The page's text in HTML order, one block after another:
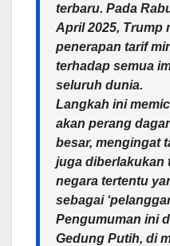
terbaru. Pada
April 2025, Trump
penerapan tarif
terhadap semua
seluruh dunia.
Langkah ini
akan perang
besar, mengingat
juga diberlakukan
negara tertentu
sebagai
Pengumuman ini
Gedung Putih, di